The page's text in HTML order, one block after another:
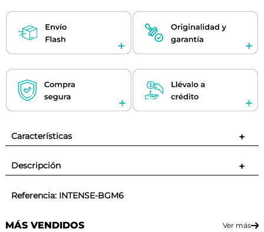
Características +
Descripción +
Referencia: INTENSE-BGM6
MÁS VENDIDOS Ver más